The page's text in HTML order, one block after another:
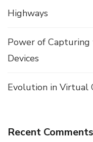
Highways
Power of
Devices
Evolution in Virtual
Recent Comments